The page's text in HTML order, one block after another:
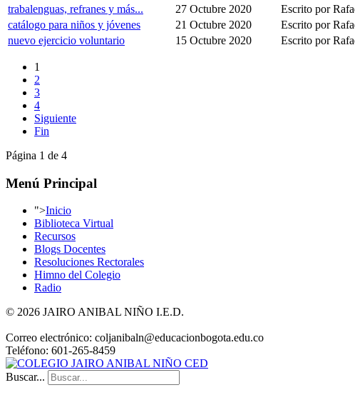
trabalenguas, refranes y más...
27 Octubre 2020 Escrito por
catálogo para niños y jóvenes
21 Octubre 2020 Escrito por
nuevo ejercicio voluntario
15 Octubre 2020 Escrito por
1
2
3
4
Siguiente
Fin
Página 1 de 4
Menú Principal
">Inicio
Biblioteca Virtual
Recursos
Blogs Docentes
Resoluciones Rectorales
Himno del Colegio
Radio
© 2026 JAIRO ANIBAL NIÑO I.E.D.
Correo electrónico: coljanibaln@educacionbogota.edu.co
Teléfono: 601-265-8459
Buscar...